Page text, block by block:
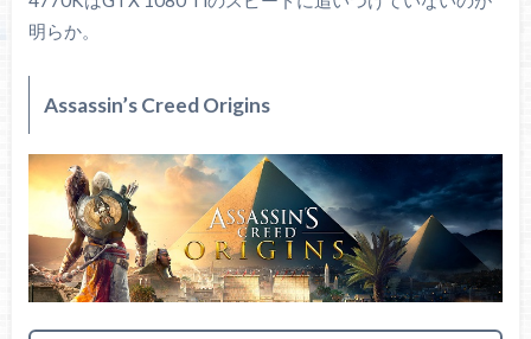
明らか。
Assassin’s Creed Origins